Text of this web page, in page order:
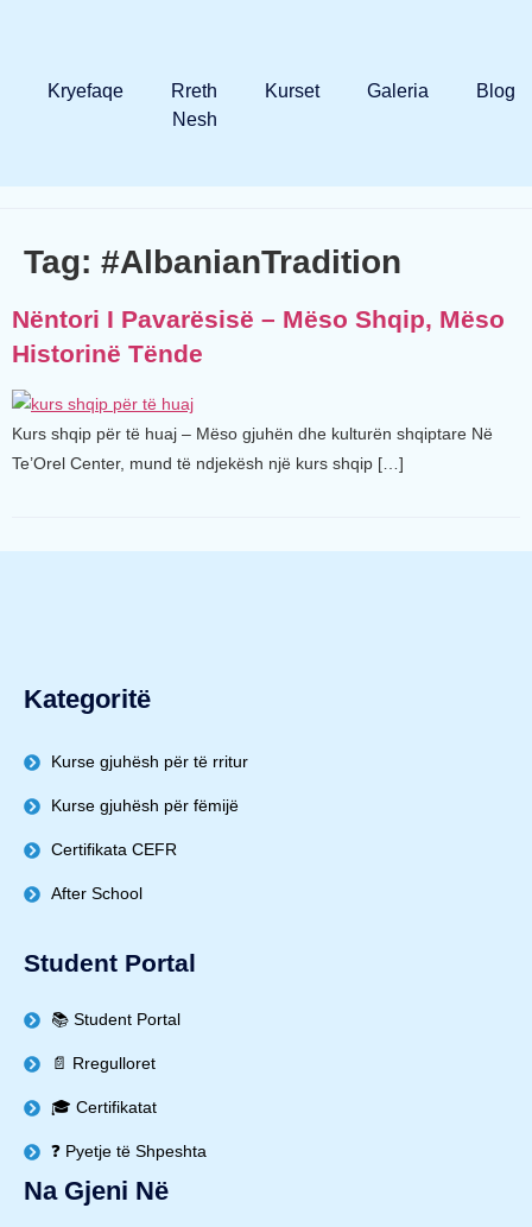
Kryefaqe
Rreth
Nesh
Kurset Galeria Blog
Tag: #AlbanianTradition
Nëntori I Pavarësisë – Mëso Shqip, Mëso
Historinë Tënde
Kurs shqip për të huaj – Mëso gjuhën dhe kulturën shqiptare Në
Te’Orel Center, mund të ndjekësh një kurs shqip […]
Kategoritë
Kurse gjuhësh për të rritur
Kurse gjuhësh për fëmijë
Certifikata CEFR
After School
Student Portal
📚 Student Portal
📄 Rregulloret
🎓 Certifikatat
❓ Pyetje të Shpeshta
Na Gjeni Në